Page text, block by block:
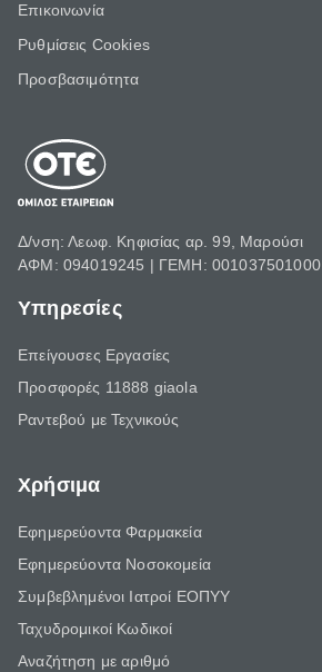
Επικοινωνία
Ρυθμίσεις Cookies
Προσβασιμότητα
Δ/νση: Λεωφ. Κηφισίας αρ. 99, Μαρούσι
ΑΦΜ: 094019245 | ΓΕΜΗ: 001037501000
Υπηρεσίες
Επείγουσες Εργασίες
Προσφορές 11888 giaola
Ραντεβού με Τεχνικούς
Χρήσιμα
Εφημερεύοντα Φαρμακεία
Εφημερεύοντα Νοσοκομεία
Συμβεβλημένοι Ιατροί ΕΟΠΥΥ
Ταχυδρομικοί Κωδικοί
Αναζήτηση με αριθμό